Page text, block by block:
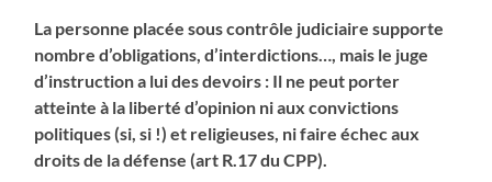
La personne placée sous contrôle judiciaire supporte
nombre d’obligations, d’interdictions…, mais le juge
d’instruction a lui des devoirs : Il ne peut porter
atteinte à la liberté d’opinion ni aux convictions
politiques (si, si !) et religieuses, ni faire échec aux
droits de la défense (art R.17 du CPP).